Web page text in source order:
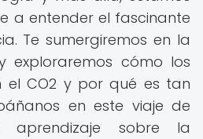
a entender el fascinante
Te sumergiremos en la
cómo los
el CO2 y por qué es tan
en este viaje de
aprendizaje sobre la